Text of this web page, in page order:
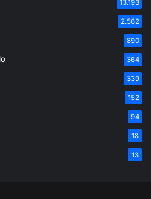
13.193
2.562
890
364
339
152
94
18
13